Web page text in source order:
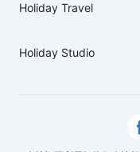
Holiday Travel
Holiday Studio